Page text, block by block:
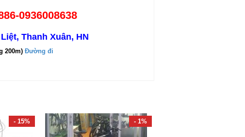
0936008638
Thanh Xuân, HN
200m) Đường đi
- 15% - 1%